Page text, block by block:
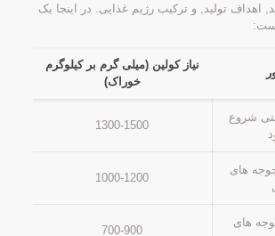
تولید, و ترکیب رژیم غذایی. در اینجا یک
نیاز کولین (میلی گرم بر کیلوگرم
خوراک)
شروع
1300-1500
های
1000-1200
های
700-900